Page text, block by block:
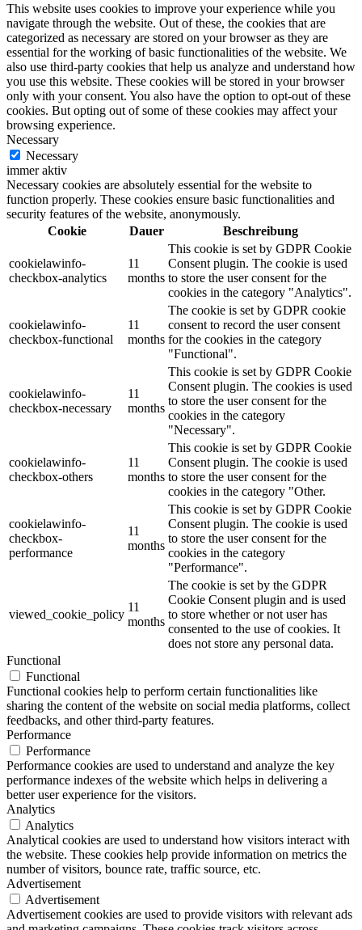
This website uses cookies to improve your experience while you
navigate through the website. Out of these, the cookies that are
categorized as necessary are stored on your browser as they are
essential for the working of basic functionalities of the website. We
also use third-party cookies that help us analyze and understand how
you use this website. These cookies will be stored in your browser
only with your consent. You also have the option to opt-out of these
cookies. But opting out of some of these cookies may affect your
browsing experience.
Necessary
Necessary
immer aktiv
Necessary cookies are absolutely essential for the website to
function properly. These cookies ensure basic functionalities and
security features of the website, anonymously.
Cookie
Dauer Beschreibung
cookielawinfo-
checkbox-analytics
11
months
This cookie is set by GDPR Cookie
Consent plugin. The cookie is used
to store the user consent for the
cookies in the category "Analytics".
cookielawinfo-
checkbox-functional
11
months
The cookie is set by GDPR cookie
consent to record the user consent
for the cookies in the category
"Functional".
cookielawinfo-
checkbox-necessary
11
months
This cookie is set by GDPR Cookie
Consent plugin. The cookies is used
to store the user consent for the
cookies in the category
"Necessary".
cookielawinfo-
checkbox-others
11
months
This cookie is set by GDPR Cookie
Consent plugin. The cookie is used
to store the user consent for the
cookies in the category "Other.
cookielawinfo-
checkbox-
performance
11
months
This cookie is set by GDPR Cookie
Consent plugin. The cookie is used
to store the user consent for the
cookies in the category
"Performance".
viewed_cookie_policy
11
months
The cookie is set by the GDPR
Cookie Consent plugin and is used
to store whether or not user has
consented to the use of cookies. It
does not store any personal data.
Functional
Functional
Functional cookies help to perform certain functionalities like
sharing the content of the website on social media platforms, collect
feedbacks, and other third-party features.
Performance
Performance
Performance cookies are used to understand and analyze the key
performance indexes of the website which helps in delivering a
better user experience for the visitors.
Analytics
Analytics
Analytical cookies are used to understand how visitors interact with
the website. These cookies help provide information on metrics the
number of visitors, bounce rate, traffic source, etc.
Advertisement
Advertisement
Advertisement cookies are used to provide visitors with relevant ads